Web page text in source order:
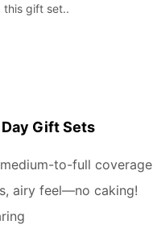
this gift set..
Day Gift Sets
to-full coverage
airy feel—no caking!